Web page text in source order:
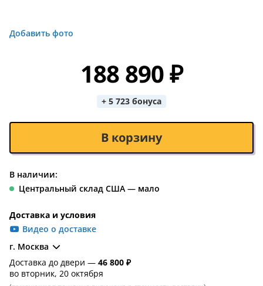
Добавить фото
188 890 ₽
+ 5 723 бонуса
В корзину
В наличии:
Центральный склад США — мало
Доставка и условия
Видео о доставке
г. Москва
Доставка до двери — 46 800 ₽
во вторник, 20 октября